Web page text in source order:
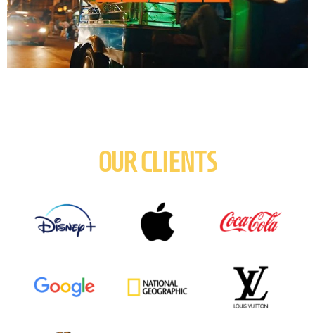
OUR CLIENTS